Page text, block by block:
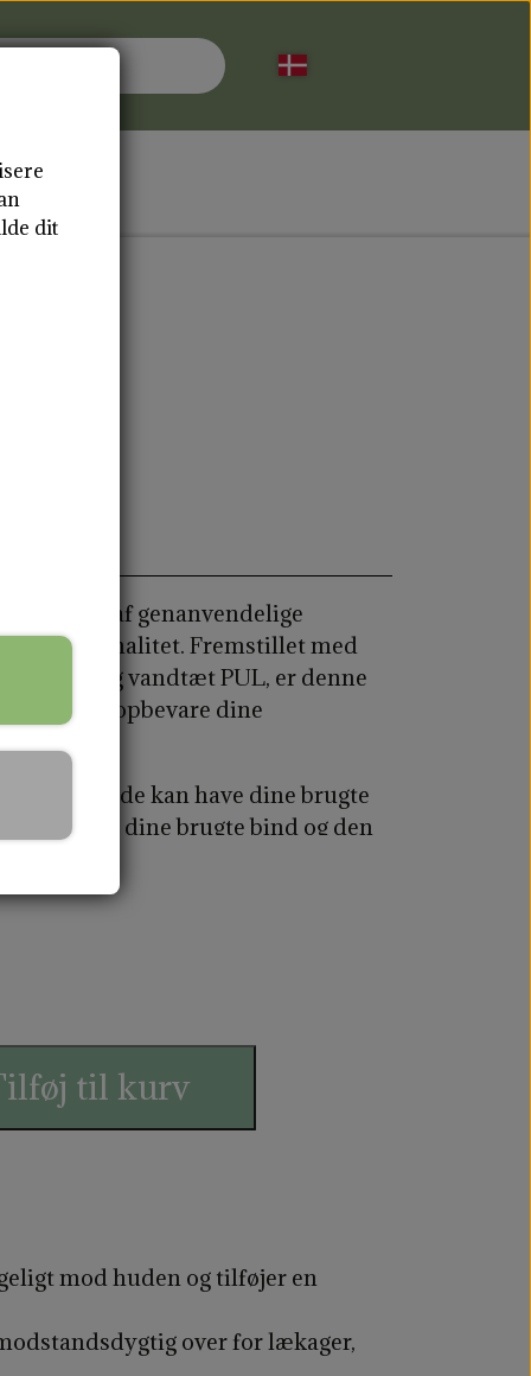
af genanvendelige
funktionalitet. Fremstillet med
gauze og vandtæt PUL, er denne
og opbevare dine
nem måde kan have dine brugte
lomme til dine brugte bind og den
stryges eller bleges. Tørres
til kurv
mod huden og tilføjer en
over for lækager,
dit